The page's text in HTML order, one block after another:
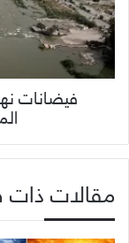
فيضانات
مقالات